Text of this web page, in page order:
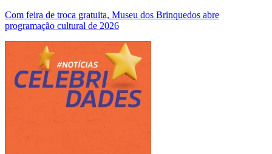
Com feira de troca gratuita, Museu dos Brinquedos abre
programação cultural de 2026